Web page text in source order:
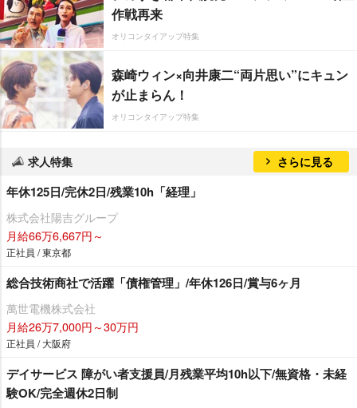
作戦再来
オリコンタイアップ特集
森崎ウィン×向井康二“両片思い”にキュン
が止まらん！
オリコンタイアップ特集
求人特集 さらに見る
年休125日/完休2日/残業10h「経理」
株式会社陽吉グループ
月給66万6,667円～
正社員 / 東京都
総合技術商社で活躍「債権管理」/年休126日/賞与6ヶ月
萬世電機株式会社
月給26万7,000円～30万円
正社員 / 大阪府
デイサービス 障がい者支援員/月残業平均10h以下/無資格・未経
験OK/完全週休2日制